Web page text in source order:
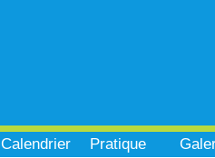
Calendrier Pratique